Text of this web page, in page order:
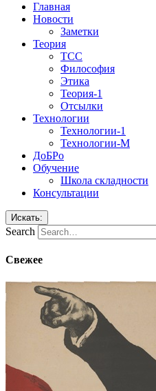
Главная
Новости
Заметки
Теория
ТСС
Философия
Этика
Теория-1
Отсылки
Технологии
Технологии-1
Технологии-М
ДоБРо
Обучение
Школа складности
Консультации
Искать:
Search
Свежее